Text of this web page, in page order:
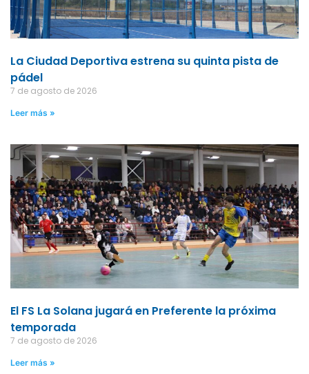
La Ciudad Deportiva estrena su quinta pista de
pádel
7 de agosto de 2026
Leer más »
El FS La Solana jugará en Preferente la próxima
temporada
7 de agosto de 2026
Leer más »